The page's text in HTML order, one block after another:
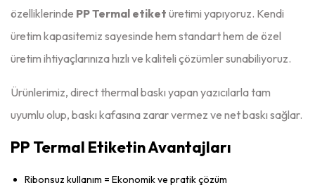
özelliklerinde PP Termal etiket üretimi yapıyoruz. Kendi
üretim kapasitemiz sayesinde hem standart hem de özel
üretim ihtiyaçlarınıza hızlı ve kaliteli çözümler sunabiliyoruz.
Ürünlerimiz, direct thermal baskı yapan yazıcılarla tam
uyumlu olup, baskı kafasına zarar vermez ve net baskı sağlar.
PP Termal Etiketin Avantajları
Ribonsuz kullanım = Ekonomik ve pratik çözüm